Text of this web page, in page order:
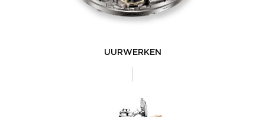
UURWERKEN